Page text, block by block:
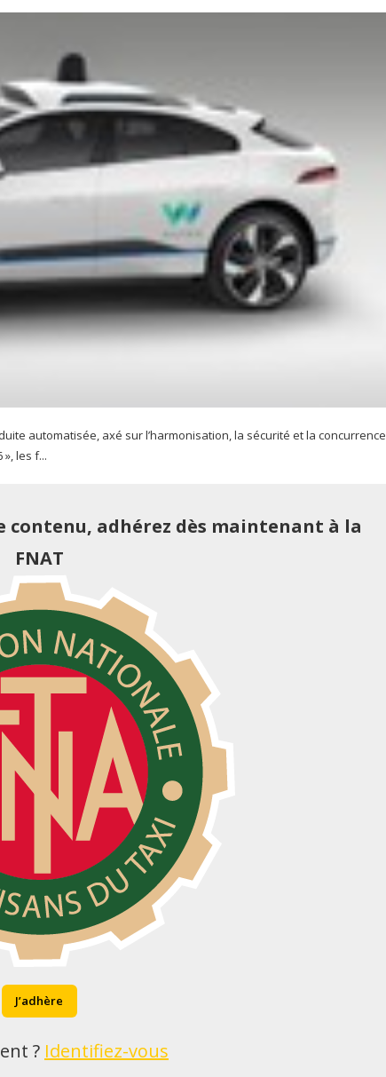
automatisée, axé sur l’harmonisation, la sécurité et la concurrence
les f...
contenu, adhérez dès maintenant à la
FNAT
J’adhère
? Identifiez-vous